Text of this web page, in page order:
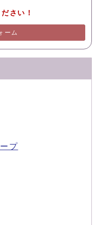
さい！
ーム
プ